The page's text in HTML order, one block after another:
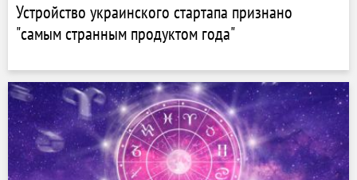
Устройство украинского стартапа признано
"самым странным продуктом года"